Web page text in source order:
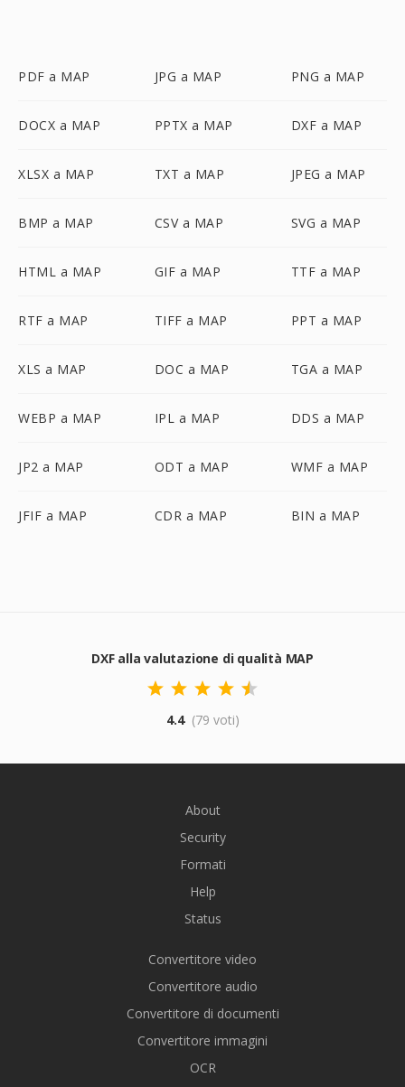
PDF a MAP JPG a MAP PNG a MAP
DOCX a MAP PPTX a MAP DXF a MAP
XLSX a MAP TXT a MAP JPEG a MAP
BMP a MAP CSV a MAP SVG a MAP
HTML a MAP GIF a MAP TTF a MAP
RTF a MAP TIFF a MAP PPT a MAP
XLS a MAP DOC a MAP TGA a MAP
WEBP a MAP IPL a MAP DDS a MAP
JP2 a MAP ODT a MAP WMF a MAP
JFIF a MAP CDR a MAP BIN a MAP
DXF alla valutazione di qualità MAP
4.4 (79 voti)
About
Security
Formati
Help
Status
Convertitore video
Convertitore audio
Convertitore di documenti
Convertitore immagini
OCR